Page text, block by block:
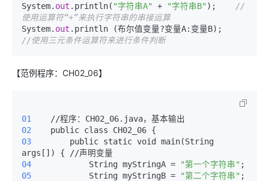
System. out .println( "字符串A" + "字符串B" );
//
使用运算符“+”来执行字符串的串接运算
System. out
//使用三元条件运算符来进行条件判断
【范例程序：CH02_06】
01
02
03
       public static void main(String
04
           String myStringA =
"第一个字符串"
05
           String myStringB =
"第二个字符串"